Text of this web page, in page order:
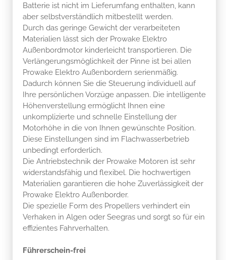
Batterie ist nicht im Lieferumfang enthalten, kann
aber selbstverständlich mitbestellt werden.
Durch das geringe Gewicht der verarbeiteten
Materialien lässt sich der Prowake Elektro
Außenbordmotor kinderleicht transportieren. Die
Verlängerungsmöglichkeit der Pinne ist bei allen
Prowake Elektro Außenbordern serienmäßig.
Dadurch können Sie die Steuerung individuell auf
Ihre persönlichen Vorzüge anpassen. Die intelligente
Höhenverstellung ermöglicht Ihnen eine
unkomplizierte und schnelle Einstellung der
Motorhöhe in die von Ihnen gewünschte Position.
Diese Einstellungen sind im Flachwasserbetrieb
unbedingt erforderlich.
Die Antriebstechnik der Prowake Motoren ist sehr
widerstandsfähig und flexibel. Die hochwertigen
Materialien garantieren die hohe Zuverlässigkeit der
Prowake Elektro Außenborder.
Die spezielle Form des Propellers verhindert ein
Verhaken in Algen oder Seegras und sorgt so für ein
effizientes Fahrverhalten.
Führerschein-frei